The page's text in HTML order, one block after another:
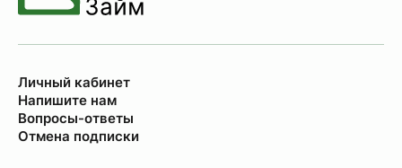
Личный кабинет
Напишите нам
Вопросы-ответы
Отмена подписки